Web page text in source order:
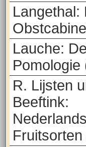
Langethal:
Lauche:
Pomologie
R. Lijsten
Beeftink:
Fruitsorten